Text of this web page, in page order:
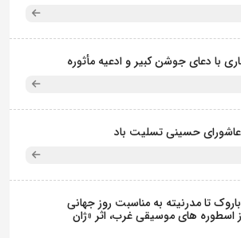
با دعای جوشن کبیر و ادعیه مأثوره
عاشورای حسینی تسلیت باد
تا مدرنیته به مناسبت روز جهانی
پرتره از اسطوره های موسیقی غرب، اثر «ژان